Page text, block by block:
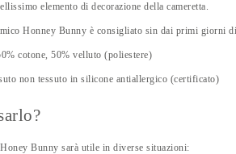
elemento di decorazione della cameretta.
Honney Bunny è consigliato sin dai primi giorni
cotone, 50% velluto (poliestere)
non tessuto in silicone antiallergico (certificato)
Bunny sarà utile in diverse situazioni: